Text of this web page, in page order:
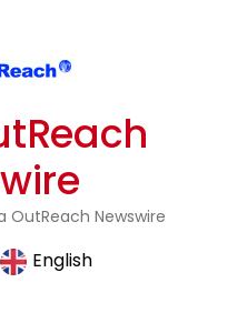
OutReach Newswire
English